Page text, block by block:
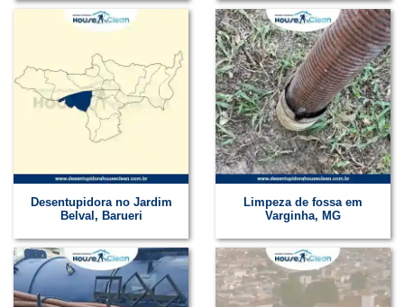
Desentupidora no Jardim
Belval, Barueri
Limpeza de fossa em
Varginha, MG